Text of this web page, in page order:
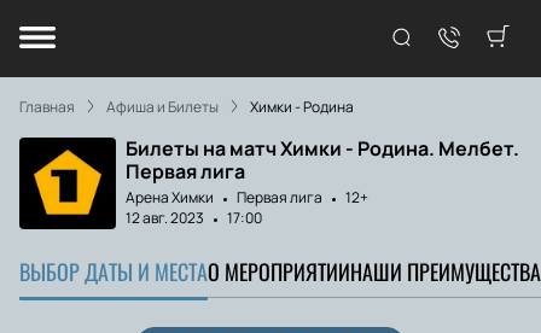
Главная Афиша и Билеты Химки - Родина
Билеты на матч Химки - Родина. Мелбет.
Первая лига
Арена Химки Первая лига
12+
12 авг. 2023
17:00
ВЫБОР ДАТЫ И МЕСТАО МЕРОПРИЯТИИНАШИ ПРЕИМУЩЕСТВА